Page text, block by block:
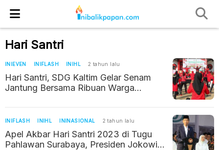
Hari Santri
INIEVEN INIFLASH INIHL 2 tahun lalu
Hari Santri, SDG Kaltim Gelar Senam
Jantung Bersama Ribuan Warga
INIFLASH INIHL ININASIONAL 2 tahun lalu
Apel Akbar Hari Santri 2023 di Tugu
Pahlawan Surabaya, Presiden Jokowi :